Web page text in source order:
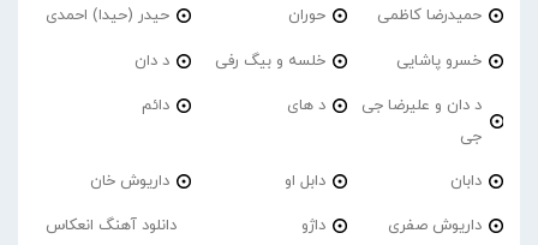
حمیدرضا کاظمی حوران حیدر (حیدا) احمدی
خسرو پاشایی خلسه و بیگ رفی د دان
د دان و علیرضا جی
جی
د های دائم
دابان دابل او داریوش خان
داریوش صفری داژو
دانلود آهنگ انعکاس